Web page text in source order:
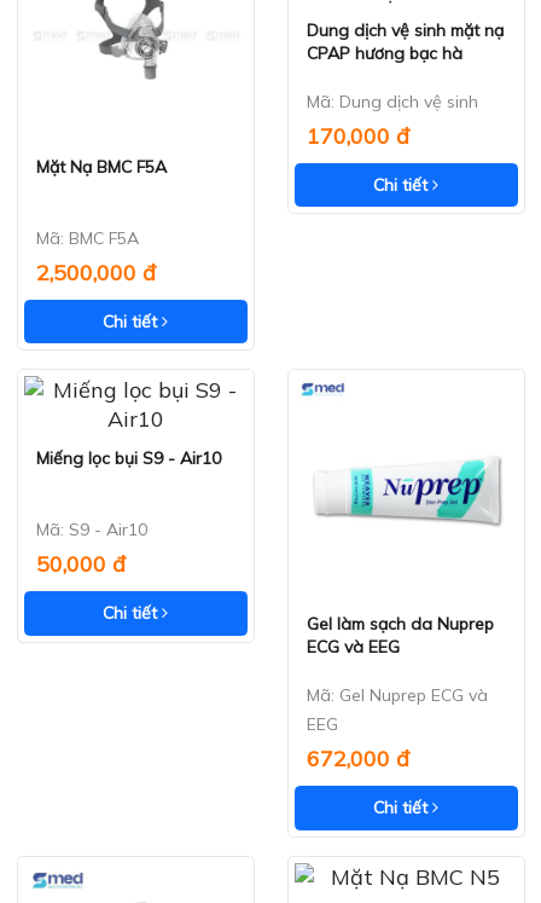
Xem nhanh
Mặt Nạ BMC F5A
Mã: BMC F5A
2,500,000 đ
Chi tiết
Xem nhanh
Dung dịch vệ sinh mặt nạ
CPAP hương bạc hà
Mã: Dung dịch vệ sinh
170,000 đ
Chi tiết
Xem nhanh
Miếng lọc bụi S9 - Air10
Mã: S9 - Air10
50,000 đ
Chi tiết
Xem nhanh
Gel làm sạch da Nuprep
ECG và EEG
Mã: Gel Nuprep ECG và
EEG
672,000 đ
Chi tiết